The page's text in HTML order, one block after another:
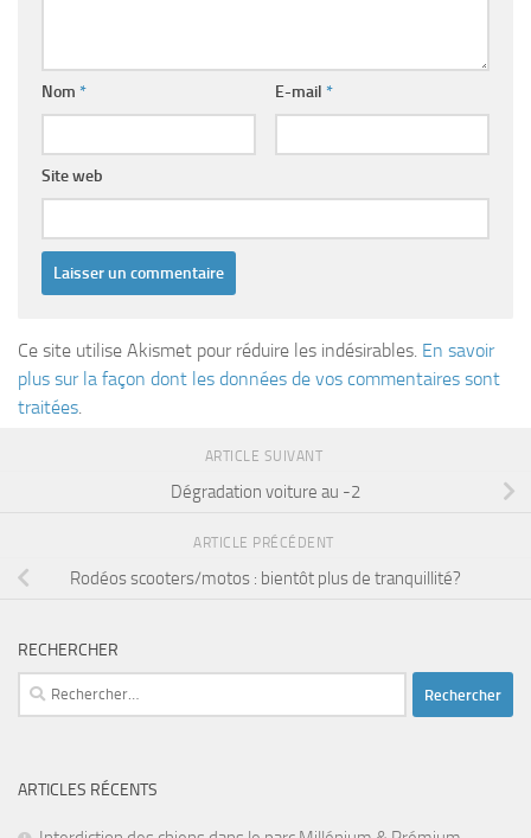
Nom * E-mail *
Site web
Ce site utilise Akismet pour réduire les indésirables. En savoir
plus sur la façon dont les données de vos commentaires sont
traitées.
ARTICLE SUIVANT
Dégradation voiture au -2
ARTICLE PRÉCÉDENT
Rodéos scooters/motos : bientôt plus de tranquillité?
RECHERCHER
Rechercher :
ARTICLES RÉCENTS